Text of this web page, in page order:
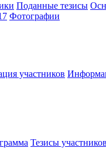
Поданные тезисы
Фотографии
участников
Тезисы